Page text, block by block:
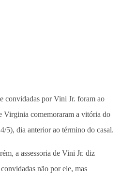
convidadas por Vini Jr. foram ao
Virginia comemoraram a vitória do
5), dia anterior ao término do casal.
a assessoria de Vini Jr. diz
não por ele, mas